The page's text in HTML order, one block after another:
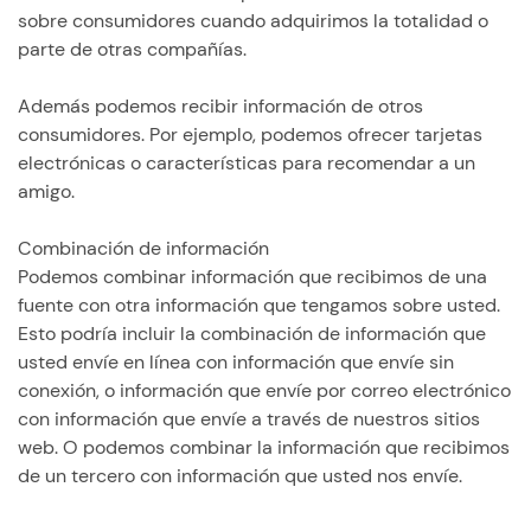
sobre consumidores cuando adquirimos la totalidad o
parte de otras compañías.
Además podemos recibir información de otros
consumidores. Por ejemplo, podemos ofrecer tarjetas
electrónicas o características para recomendar a un
amigo.
Combinación de información
Podemos combinar información que recibimos de una
fuente con otra información que tengamos sobre usted.
Esto podría incluir la combinación de información que
usted envíe en línea con información que envíe sin
conexión, o información que envíe por correo electrónico
con información que envíe a través de nuestros sitios
web. O podemos combinar la información que recibimos
de un tercero con información que usted nos envíe.